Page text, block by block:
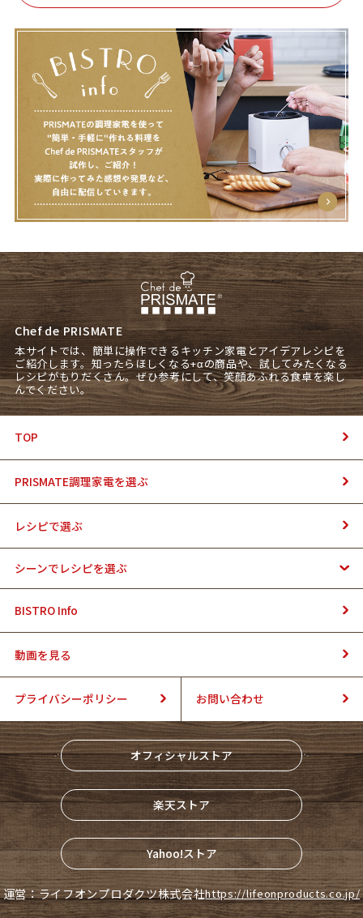
Chef de PRISMATE
本サイトでは、簡単に操作できるキッチン家電とアイデアレシピを
ご紹介します。知ったらほしくなる+αの商品や、試してみたくなる
レシピがもりだくさん。ぜひ参考にして、笑顔あふれる食卓を楽し
んでください。
TOP
PRISMATE調理家電を選ぶ
レシピで選ぶ
シーンでレシピを選ぶ
BISTRO Info
動画を見る
プライバシーポリシー お問い合わせ
オフィシャルストア
楽天ストア
Yahoo!ストア
運営：ライフオンプロダクツ株式会社https://lifeonproducts.co.jp/